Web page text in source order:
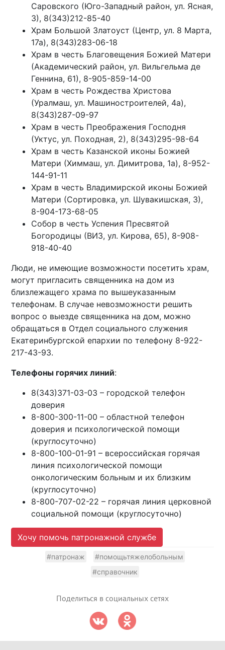
Саровского (Юго-Западный район, ул. Ясная,
3), 8(343)212-85-40
Храм Большой Златоуст (Центр, ул. 8 Марта,
17а), 8(343)283-06-18
Храм в честь Благовещения Божией Матери
(Академический район, ул. Вильгельма де
Геннина, 61), 8-905-859-14-00
Храм в честь Рождества Христова
(Уралмаш, ул. Машиностроителей, 4а),
8(343)287-09-97
Храм в честь Преображения Господня
(Уктус, ул. Походная, 2), 8(343)295-98-64
Храм в честь Казанской иконы Божией
Матери (Химмаш, ул. Димитрова, 1а), 8-952-
144-91-11
Храм в честь Владимирской иконы Божией
Матери (Сортировка, ул. Шувакишская, 3),
8-904-173-68-05
Собор в честь Успения Пресвятой
Богородицы (ВИЗ, ул. Кирова, 65), 8-908-
918-40-40
Люди, не имеющие возможности посетить храм,
могут пригласить священника на дом из
близлежащего храма по вышеуказанным
телефонам. В случае невозможности решить
вопрос о выезде священника на дом, можно
обращаться в Отдел социального служения
Екатеринбургской епархии по телефону 8-922-
217-43-93.
Телефоны горячих линий:
8(343)371-03-03 – городской телефон
доверия
8-800-300-11-00 – областной телефон
доверия и психологической помощи
(круглосуточно)
8-800-100-01-91 – всероссийская горячая
линия психологической помощи
онкологическим больным и их близким
(круглосуточно)
8-800-707-02-22 – горячая линия церковной
социальной помощи (круглосуточно)
Хочу помочь патронажной службе
#патронаж
#помощьтяжелобольным
#справочник
Поделиться в социальных сетях